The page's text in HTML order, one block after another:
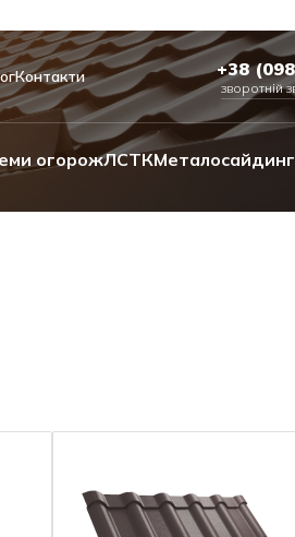
Контакти +38
зворотній
огорожЛСТКМеталосайдинг